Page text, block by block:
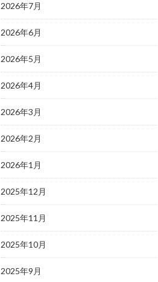
2026年7月
2026年6月
2026年5月
2026年4月
2026年3月
2026年2月
2026年1月
2025年12月
2025年11月
2025年10月
2025年9月